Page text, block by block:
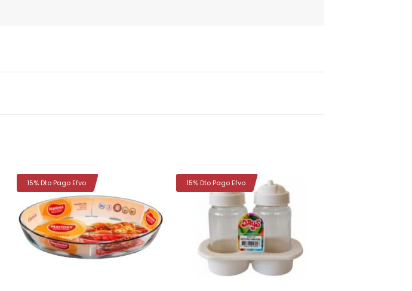
lista de
deseos
15% Dto Pago Efvo
lista de
deseos
15% Dto Pago Efvo